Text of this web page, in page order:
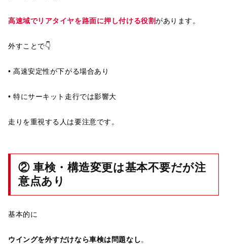
高速域でリアタイヤを路面に押し付ける役割があります。
外すことで👇
• 高速安定性が下がる場合あり
• 特にサーキット走行では影響大
走りを重視する人は要注意です。
② 車検・構造変更は基本不要だが注
意点あり
基本的に
ウイングを外すだけなら車検は問題なし。